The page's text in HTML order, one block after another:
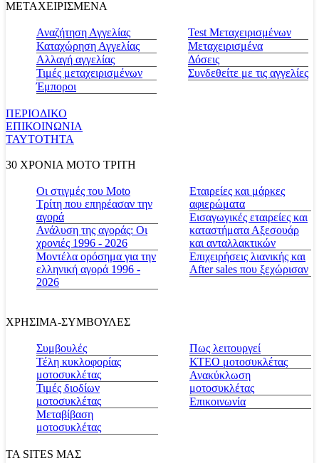
ΜΕΤΑΧΕΙΡΙΣΜΕΝΑ
Αναζήτηση Αγγελίας
Καταχώρηση Αγγελίας
Αλλαγή αγγελίας
Τιμές μεταχειρισμένων
Έμποροι
Test Μεταχειρισμένων
Μεταχειρισμένα
Δόσεις
Συνδεθείτε με τις αγγελίες
ΠΕΡΙΟΔΙΚΟ
ΕΠΙΚΟΙΝΩΝΙΑ
ΤΑΥΤΟΤΗΤΑ
30 ΧΡΟΝΙΑ MOTO ΤΡΙΤΗ
Οι στιγμές του Moto
Τρίτη που επηρέασαν την
αγορά
Ανάλυση της αγοράς: Οι
χρονιές 1996 - 2026
Μοντέλα ορόσημα για την
ελληνική αγορά 1996 -
2026
Εταιρείες και μάρκες
αφιερώματα
Εισαγωγικές εταιρείες και
καταστήματα Αξεσουάρ
και ανταλλακτικών
Επιχειρήσεις λιανικής και
After sales που ξεχώρισαν
ΧΡΗΣΙΜΑ-ΣΥΜΒΟΥΛΕΣ
Συμβουλές
Τέλη κυκλοφορίας
μοτοσυκλέτας
Τιμές διοδίων
μοτοσυκλέτας
Μεταβίβαση
μοτοσυκλέτας
Πως λειτουργεί
ΚΤΕΟ μοτοσυκλέτας
Ανακύκλωση
μοτοσυκλέτας
Επικοινωνία
ΤΑ SITES ΜΑΣ